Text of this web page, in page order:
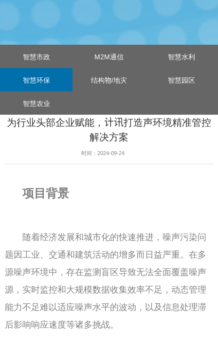
智慧市政 M2M通信 智慧水利
智慧环保 结构物/地灾 智慧园区
智慧农业
为行业头部企业赋能，计讯打造声环境精准管控
解决方案
时间：2024-09-24
项目背景
随着经济发展和城市化的快速推进，噪声污染问
题因工业、交通和建筑活动的增多而日益严重。在多
源噪声环境中，存在监测盲区导致无法全面覆盖噪声
源，实时监控和大规模数据收集效率不足，动态管理
能力不足难以适应噪声水平的波动，以及信息处理滞
后影响响应速度等诸多挑战。